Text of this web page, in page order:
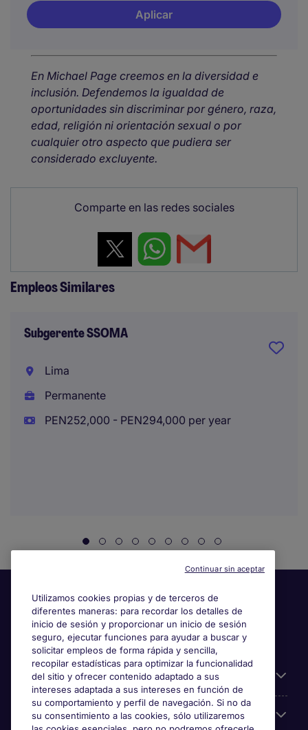
Aplicar
En Michael Page creemos en la diversidad e
inclusión. Defendemos la igualdad de
oportunidades sin discriminar por género, raza,
edad, religión ni orientación sexual o por
cualquier otro aspecto que pudiera ser
considerado excluyente.
Comparte en las redes sociales
Empleos Similares
Subgerente SSOMA
Lima
Permanente
PEN252,000 - PEN294,000 per year
Información útil
Búsqueda de empleo
Utilizamos cookies propias y de terceros de
diferentes maneras: para recordar los detalles de
inicio de sesión y proporcionar un inicio de sesión
seguro, ejecutar funciones para ayudar a buscar y
solicitar empleos de forma rápida y sencilla,
recopilar estadísticas para optimizar la funcionalidad
del sitio y ofrecer contenido adaptado a sus
intereses adaptada a sus intereses en función de
su comportamiento y perfil de navegación. Si no da
su consentimiento a las cookies, sólo utilizaremos
Continuar sin aceptar